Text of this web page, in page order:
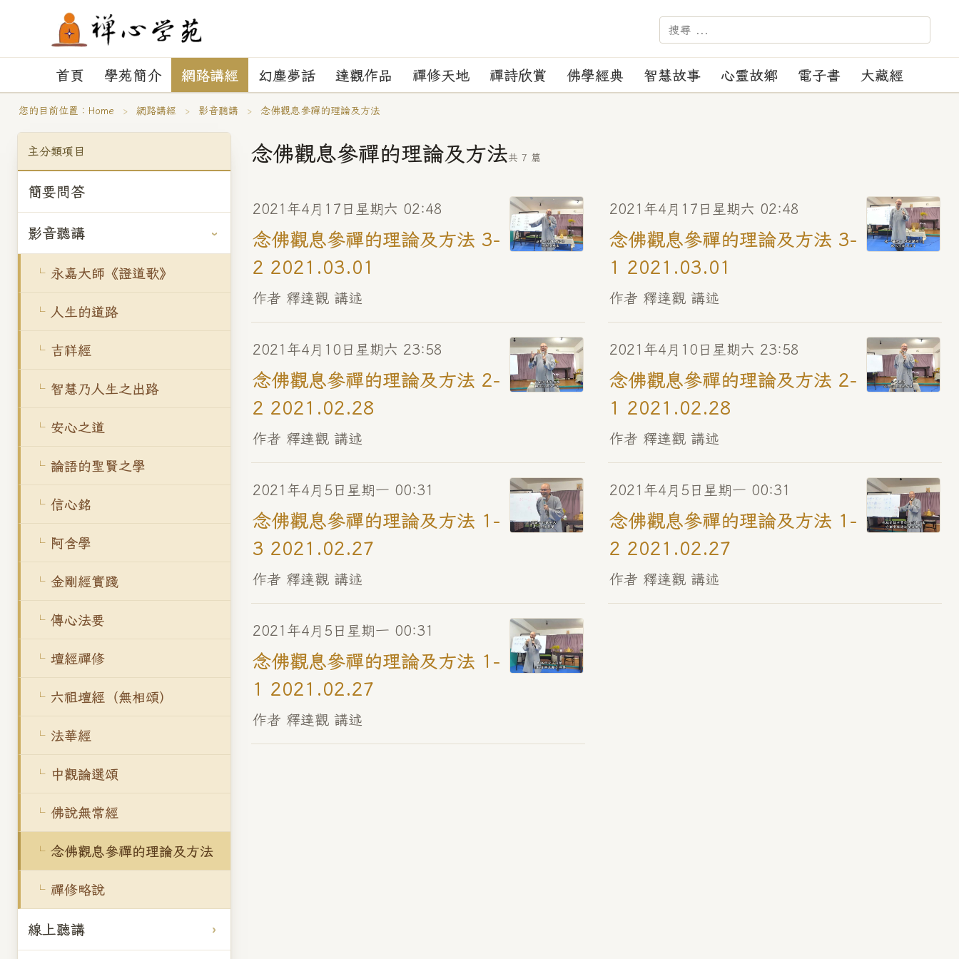
首頁 學苑簡介 網路講經 幻塵夢話 達觀作品 禪修天地 禪詩欣賞 佛學經典 智慧故事 心靈故鄉 電子書 大藏經
您的目前位置： Home › 網路講經 › 影音聽講 › 念佛觀息參禪的理論及方法
主分類項目
簡要問答
影音聽講
永嘉大師《證道歌》
人生的道路
吉祥經
智慧乃人生之出路
安心之道
論語的聖賢之學
信心銘
阿含學
金剛經實踐
傳心法要
壇經禪修
六祖壇經（無相頌）
法華經
中觀論選頌
佛說無常經
念佛觀息參禪的理論及方法
禪修略說
線上聽講
念佛觀息參禪的理論及方法共 7 篇
2021年4月17日星期六 02:48
念佛觀息參禪的理論及方法 3-
2 2021.03.01
作者 釋達觀 講述
2021年4月17日星期六 02:48
念佛觀息參禪的理論及方法 3-
1 2021.03.01
作者 釋達觀 講述
2021年4月10日星期六 23:58
念佛觀息參禪的理論及方法 2-
2 2021.02.28
作者 釋達觀 講述
2021年4月10日星期六 23:58
念佛觀息參禪的理論及方法 2-
1 2021.02.28
作者 釋達觀 講述
2021年4月5日星期一 00:31
念佛觀息參禪的理論及方法 1-
3 2021.02.27
作者 釋達觀 講述
2021年4月5日星期一 00:31
念佛觀息參禪的理論及方法 1-
2 2021.02.27
作者 釋達觀 講述
2021年4月5日星期一 00:31
念佛觀息參禪的理論及方法 1-
1 2021.02.27
作者 釋達觀 講述